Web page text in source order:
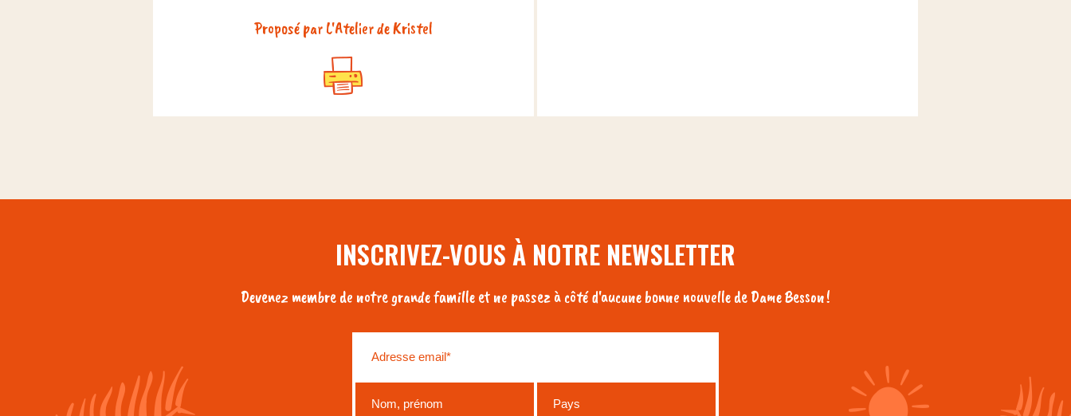
Proposé par L'Atelier de Kristel
INSCRIVEZ-VOUS À NOTRE NEWSLETTER
Devenez membre de notre grande famille et ne passez à côté d'aucune bonne nouvelle de Dame Besson !